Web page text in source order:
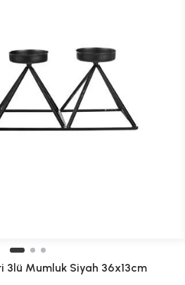
3lü Mumluk Siyah 36x13cm